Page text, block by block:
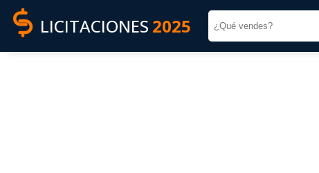
LICITACIONES 2025